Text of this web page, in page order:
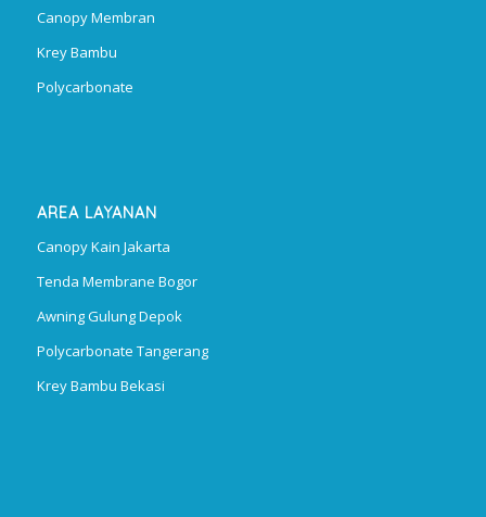
Canopy Membran
Krey Bambu
Polycarbonate
AREA LAYANAN
Canopy Kain Jakarta
Tenda Membrane Bogor
Awning Gulung Depok
Polycarbonate Tangerang
Krey Bambu Bekasi